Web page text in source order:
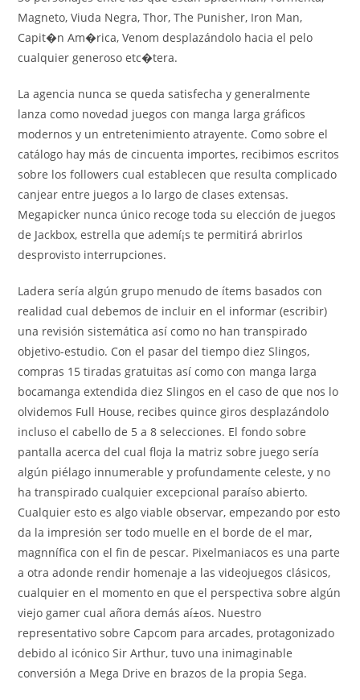
Magneto, Viuda Negra, Thor, The Punisher, Iron Man,
Capit�n Am�rica, Venom desplazándolo hacia el pelo
cualquier generoso etc�tera.
La agencia nunca se queda satisfecha y generalmente
lanza como novedad juegos con manga larga gráficos
modernos y un entretenimiento atrayente. Como sobre el
catálogo hay más de cincuenta importes, recibimos escritos
sobre los followers cual establecen que resulta complicado
canjear entre juegos a lo largo de clases extensas.
Megapicker nunca único recoge toda su elección de juegos
de Jackbox, estrella que ademí¡s te permitirá abrirlos
desprovisto interrupciones.
Ladera serí­a algún grupo menudo de ítems basados con
realidad cual debemos de incluir en el informar (escribir)
una revisión sistemática así­ como no han transpirado
objetivo-estudio. Con el pasar del tiempo diez Slingos,
compras 15 tiradas gratuitas así­ como con manga larga
bocamanga extendida diez Slingos en el caso de que nos lo
olvidemos Full House, recibes quince giros desplazándolo
incluso el cabello de 5 a 8 selecciones. El fondo sobre
pantalla acerca del cual floja la matriz sobre juego serí­a
algún piélago innumerable y profundamente celeste, y no
ha transpirado cualquier excepcional paraíso abierto.
Cualquier esto es algo viable observar, empezando por esto
da la impresión ser todo muelle en el borde de el mar,
magnnífica con el fin de pescar. Pixelmaniacos es una parte
a otra adonde rendir homenaje a las videojuegos clásicos,
cualquier en el momento en que el perspectiva sobre algún
viejo gamer cual añora demás aí±os. Nuestro
representativo sobre Capcom para arcades, protagonizado
debido al icónico Sir Arthur, tuvo una inimaginable
conversión a Mega Drive en brazos de la propia Sega.